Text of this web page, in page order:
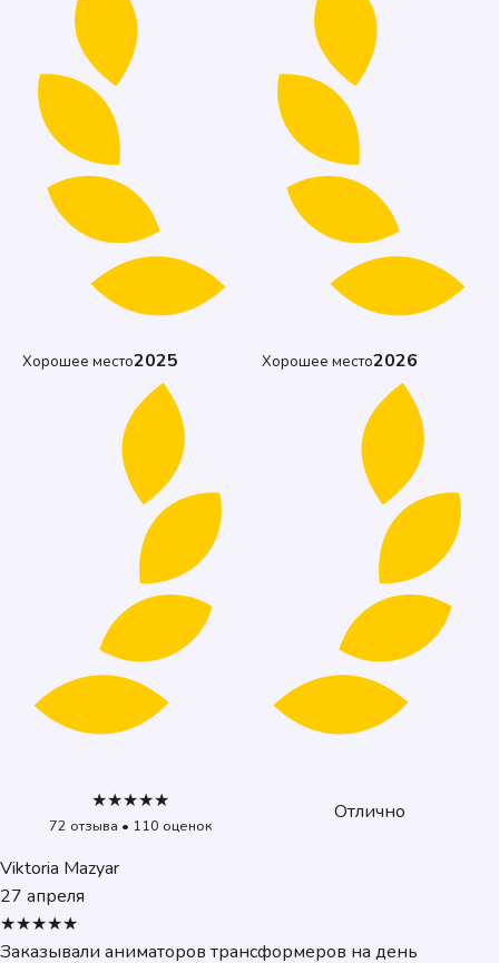
★★★★★
72 отзыва • 110 оценок
Хорошее место2025 Хорошее место2026
Отлично
Viktoria Mazyar
27 апреля
★★★★★
Заказывали аниматоров трансформеров на день